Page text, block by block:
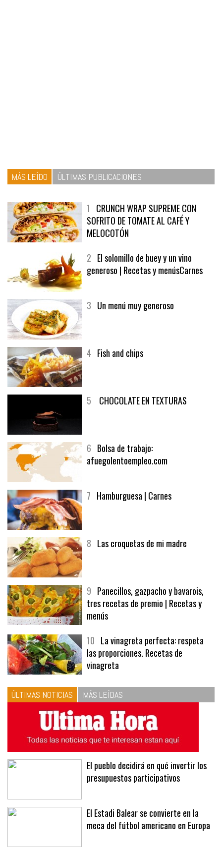
MÁS LEÍDO ÚLTIMAS PUBLICACIONES
1 CRUNCH WRAP SUPREME CON
SOFRITO DE TOMATE AL CAFÉ Y
MELOCOTÓN
2 El solomillo de buey y un vino
generoso | Recetas y menúsCarnes
3 Un menú muy generoso
4 Fish and chips
5 CHOCOLATE EN TEXTURAS
6 Bolsa de trabajo:
afuegolentoempleo.com
7 Hamburguesa | Carnes
8 Las croquetas de mi madre
9 Panecillos, gazpacho y bavarois,
tres recetas de premio | Recetas y
menús
10 La vinagreta perfecta: respeta
las proporciones. Recetas de
vinagreta
ÚLTIMAS NOTICIAS MÁS LEÍDAS
El pueblo decidirá en qué invertir los
presupuestos participativos
El Estadi Balear se convierte en la
meca del fútbol americano en Europa